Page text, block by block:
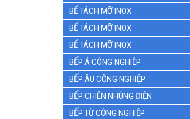
BỂ TÁCH MỠ INOX
BỂ TÁCH MỠ INOX
BỂ TÁCH MỠ INOX
BẾP Á CÔNG NGHIỆP
BẾP ÂU CÔNG NGHIỆP
BẾP CHIÊN NHÚNG ĐIỆN
BẾP TỪ CÔNG NGHIỆP